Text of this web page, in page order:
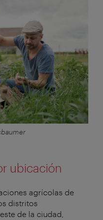
ubicación
agrícolas de
distritos
de la ciudad,